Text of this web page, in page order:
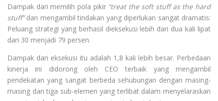
Dampak dari memilih pola pikir “treat the soft stuff as the hard
stuff”dan mengambil tindakan yang diperlukan sangat dramatis:
Peluang strategi yang berhasil dieksekusi lebih dari dua kali lipat
dari 30 menjadi 79 persen.
Dampak dari eksekusi itu adalah 1,8 kali lebih besar. Perbedaan
kinerja ini didorong oleh CEO terbaik yang mengambil
pendekatan yang sangat berbeda sehubungan dengan masing-
masing dari tiga sub-elemen yang terlibat dalam menyelaraskan